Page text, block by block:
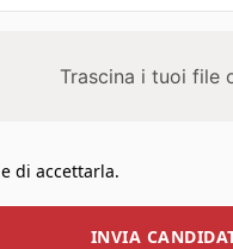
Trascina i tuoi file
e di accettarla.
INVIA